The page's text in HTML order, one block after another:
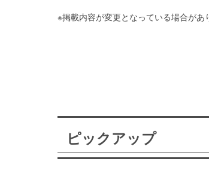
※掲載内容が変更となっている場合があ
ピックアップ